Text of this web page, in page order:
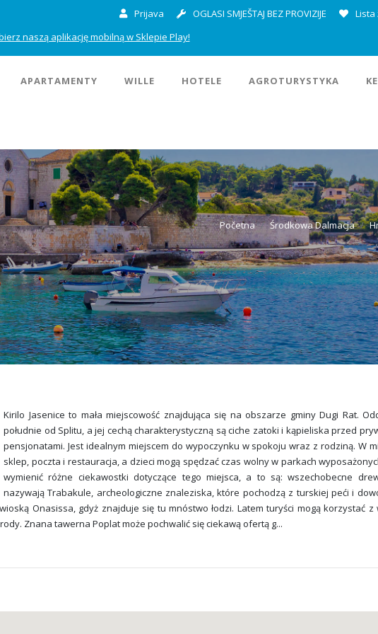
Prijava OGLASI SMJEŠTAJ BEZ PROVIZIJE Lista
naszą aplikację mobilną w Sklepie Play!
APARTAMENTY WILLE HOTELE AGROTURYSTYKA
Početna Środkowa Dalmacja
Kirilo Jasenice to mała miejscowość znajdująca się na obszarze gminy Dugi Rat.
południe od Splitu, a jej cechą charakterystyczną są ciche zatoki i kąpieliska przed
pensjonatami. Jest idealnym miejscem do wypoczynku w spokoju wraz z rodziną. W
sklep, poczta i restauracja, a dzieci mogą spędzać czas wolny w parkach
wymienić różne ciekawostki dotyczące tego miejsca, a to są: wszechobecne
nazywają Trabakule, archeologiczne znaleziska, które pochodzą z turskiej peći i
Onasissa, gdyż znajduje się tu mnóstwo łodzi. Latem turyści mogą korzystać
Znana tawerna Poplat może pochwalić się ciekawą ofertą g...